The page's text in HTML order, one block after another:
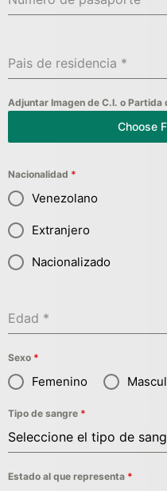
Pais de residencia *
Adjuntar Imagen de C.I. o Partida
Choose
Nacionalidad *
Venezolano
Extranjero
Nacionalizado
Edad *
Sexo *
Femenino
Tipo de sangre *
Seleccione el tipo de
Estado al que representa *